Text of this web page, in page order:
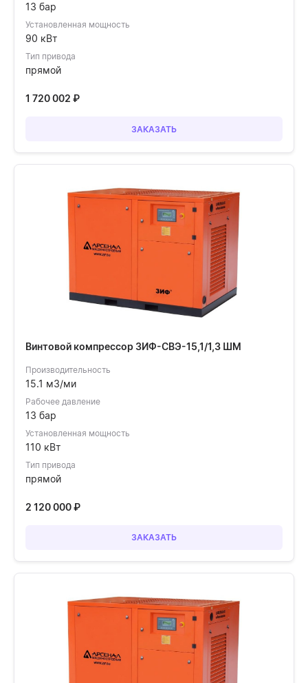
13 бар
Установленная мощность
90 кВт
Тип привода
прямой
1 720 002 ₽
ЗАКАЗАТЬ
Винтовой компрессор ЗИФ-СВЭ-15,1/1,3 ШМ
Производительность
15.1 м3/ми
Рабочее давление
13 бар
Установленная мощность
110 кВт
Тип привода
прямой
2 120 000₽
ЗАКАЗАТЬ